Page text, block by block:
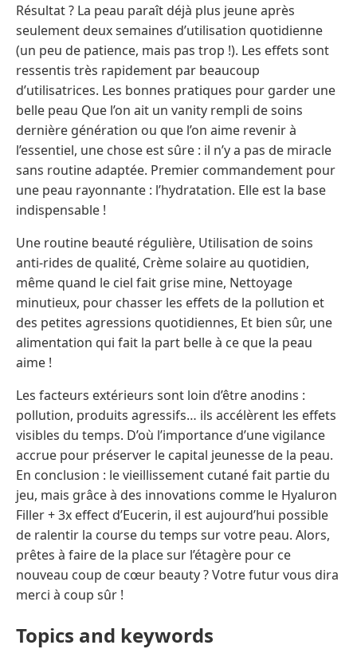
Résultat ? La peau paraît déjà plus jeune après
seulement deux semaines d’utilisation quotidienne
(un peu de patience, mais pas trop !). Les effets sont
ressentis très rapidement par beaucoup
d’utilisatrices. Les bonnes pratiques pour garder une
belle peau Que l’on ait un vanity rempli de soins
dernière génération ou que l’on aime revenir à
l’essentiel, une chose est sûre : il n’y a pas de miracle
sans routine adaptée. Premier commandement pour
une peau rayonnante : l’hydratation. Elle est la base
indispensable !
Une routine beauté régulière, Utilisation de soins
anti-rides de qualité, Crème solaire au quotidien,
même quand le ciel fait grise mine, Nettoyage
minutieux, pour chasser les effets de la pollution et
des petites agressions quotidiennes, Et bien sûr, une
alimentation qui fait la part belle à ce que la peau
aime !
Les facteurs extérieurs sont loin d’être anodins :
pollution, produits agressifs… ils accélèrent les effets
visibles du temps. D’où l’importance d’une vigilance
accrue pour préserver le capital jeunesse de la peau.
En conclusion : le vieillissement cutané fait partie du
jeu, mais grâce à des innovations comme le Hyaluron
Filler + 3x effect d’Eucerin, il est aujourd’hui possible
de ralentir la course du temps sur votre peau. Alors,
prêtes à faire de la place sur l’étagère pour ce
nouveau coup de cœur beauty ? Votre futur vous dira
merci à coup sûr !
Topics and keywords